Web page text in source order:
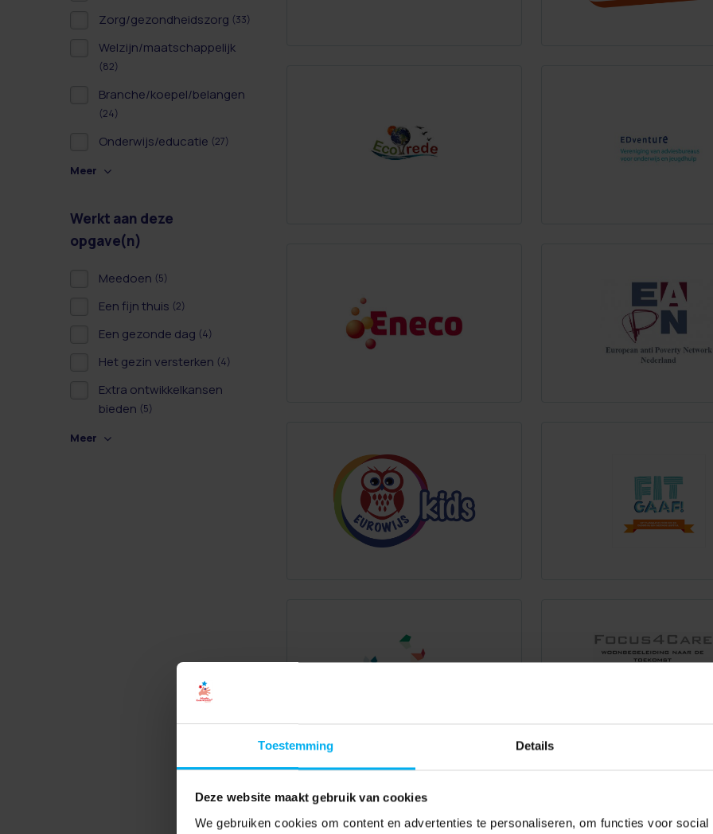
Toestemming Details
Deze website maakt gebruik van cookies
We gebruiken cookies om content en advertenties te personaliseren, om functies voor
Zorg/gezondheidszorg (33)
Welzijn/maatschappelijk
(82)
Branche/koepel/belangen
(24)
Onderwijs/educatie (27)
Meer
Werkt aan deze
opgave(n)
Meedoen (5)
Een fijn thuis (2)
Een gezonde dag (4)
Het gezin versterken (4)
Extra ontwikkelkansen
bieden (5)
Meer